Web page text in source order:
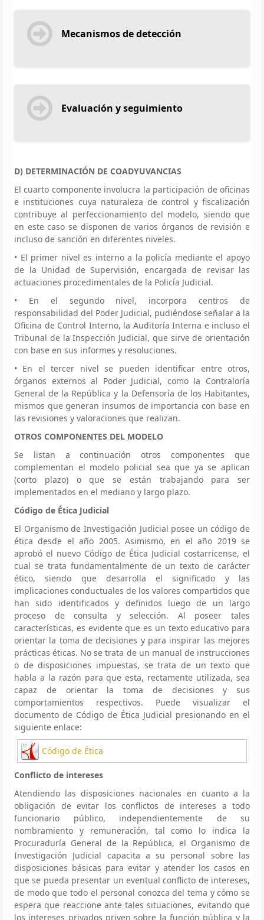
Mecanismos de detección
Evaluación y seguimiento
D) DETERMINACIÓN DE COADYUVANCIAS
El cuarto componente involucra la participación de oficinas
e instituciones cuya naturaleza de control y fiscalización
contribuye al perfeccionamiento del modelo, siendo que
en este caso se disponen de varios órganos de revisión e
incluso de sanción en diferentes niveles.
• El primer nivel es interno a la policía mediante el apoyo
de la Unidad de Supervisión, encargada de revisar las
actuaciones procedimentales de la Policía Judicial.
• En el segundo nivel, incorpora centros de
responsabilidad del Poder Judicial, pudiéndose señalar a la
Oficina de Control Interno, la Auditoría Interna e incluso el
Tribunal de la Inspección Judicial, que sirve de orientación
con base en sus informes y resoluciones.
• En el tercer nivel se pueden identificar entre otros,
órganos externos al Poder Judicial, como la Contraloría
General de la República y la Defensoría de los Habitantes,
mismos que generan insumos de importancia con base en
las revisiones y valoraciones que realizan.
OTROS COMPONENTES DEL MODELO
Se listan a continuación otros componentes que
complementan el modelo policial sea que ya se aplican
(corto plazo) o que se están trabajando para ser
implementados en el mediano y largo plazo.
Código de Ética Judicial
El Organismo de Investigación Judicial posee un código de
ética desde el año 2005. Asimismo, en el año 2019 se
aprobó el nuevo Código de Ética Judicial costarricense, el
cual se trata fundamentalmente de un texto de carácter
ético, siendo que desarrolla el significado y las
implicaciones conductuales de los valores compartidos que
han sido identificados y definidos luego de un largo
proceso de consulta y selección. Al poseer tales
características, es evidente que es un texto educativo para
orientar la toma de decisiones y para inspirar las mejores
prácticas éticas. No se trata de un manual de instrucciones
o de disposiciones impuestas, se trata de un texto que
habla a la razón para que esta, rectamente utilizada, sea
capaz de orientar la toma de decisiones y sus
comportamientos respectivos. Puede visualizar el
documento de Código de Ética Judicial presionando en el
siguiente enlace:
Código de Ética
Conflicto de intereses
Atendiendo las disposiciones nacionales en cuanto a la
obligación de evitar los conflictos de intereses a todo
funcionario público, independientemente de su
nombramiento y remuneración, tal como lo indica la
Procuraduría General de la República, el Organismo de
Investigación Judicial capacita a su personal sobre las
disposiciones básicas para evitar y atender los casos en
que se pueda presentar un eventual conflicto de intereses,
de modo que todo el personal conozca del tema y cómo se
espera que reaccione ante tales situaciones, evitando que
los intereses privados priven sobre la función pública y la